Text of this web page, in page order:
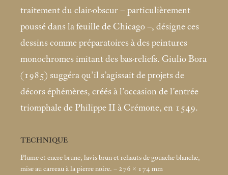
traitement du clair-obscur – particulièrement
poussé dans la feuille de Chicago –, désigne ces
dessins comme préparatoires à des peintures
monochromes imitant des bas-reliefs. Giulio Bora
(1985) suggéra qu’il s’agissait de projets de
décors éphémères, créés à l’occasion de l’entrée
triomphale de Philippe II à Crémone, en 1549.
TECHNIQUE
Plume et encre brune, lavis brun et rehauts de gouache blanche,
mise au carreau à la pierre noire. – 276 × 174mm